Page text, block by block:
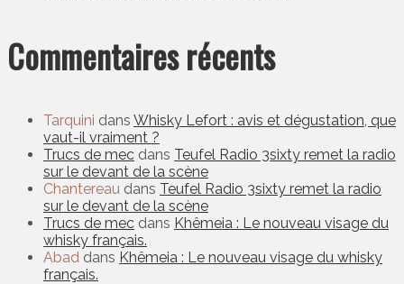
Commentaires récents
Tarquini dans Whisky Lefort : avis et dégustation, que
vaut-il vraiment ?
Trucs de mec dans Teufel Radio 3sixty remet la radio
sur le devant de la scène
Chantereau dans Teufel Radio 3sixty remet la radio
sur le devant de la scène
Trucs de mec dans Khêmeia : Le nouveau visage du
whisky français.
Abad dans Khêmeia : Le nouveau visage du whisky
français.